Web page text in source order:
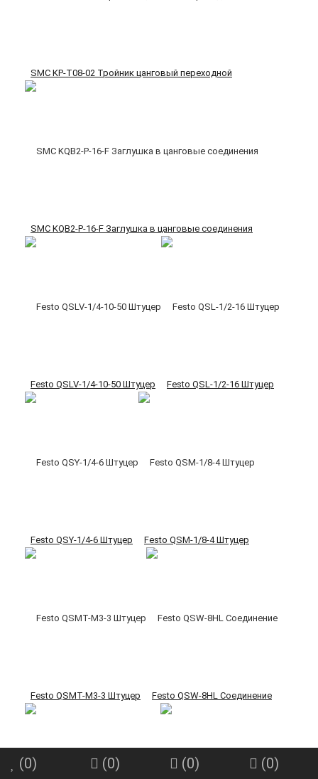
SMC KP-T08-02 Тройник цанговый переходной
SMC KQB2-P-16-F Заглушка в цанговые соединения
Festo QSLV-1/4-10-50 Штуцер Festo QSL-1/2-16 Штуцер
Festo QSY-1/4-6 Штуцер Festo QSM-1/8-4 Штуцер
Festo QSMT-M3-3 Штуцер Festo QSW-8HL Соединение
(0) (0) (0) (0)